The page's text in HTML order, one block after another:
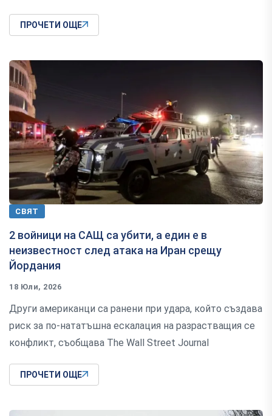
ПРОЧЕТИ ОЩЕ
СВЯТ
2 войници на САЩ са убити, а един е в
неизвестност след атака на Иран срещу
Йордания
18 Юли, 2026
Други американци са ранени при удара, който създава
риск за по-нататъшна ескалация на разрастващия се
конфликт, съобщава The Wall Street Journal
ПРОЧЕТИ ОЩЕ